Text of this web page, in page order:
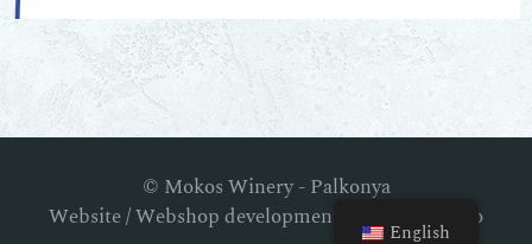
© Mokos Winery - Palkonya
Website / Webshop development: RM Webstudio
English